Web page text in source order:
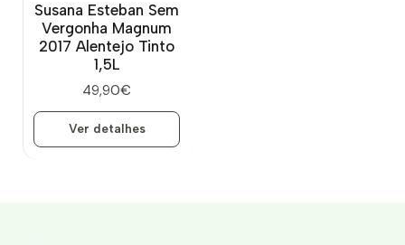
Susana Esteban Sem
Vergonha Magnum
2017 Alentejo Tinto
1,5L
49,90€
Ver detalhes